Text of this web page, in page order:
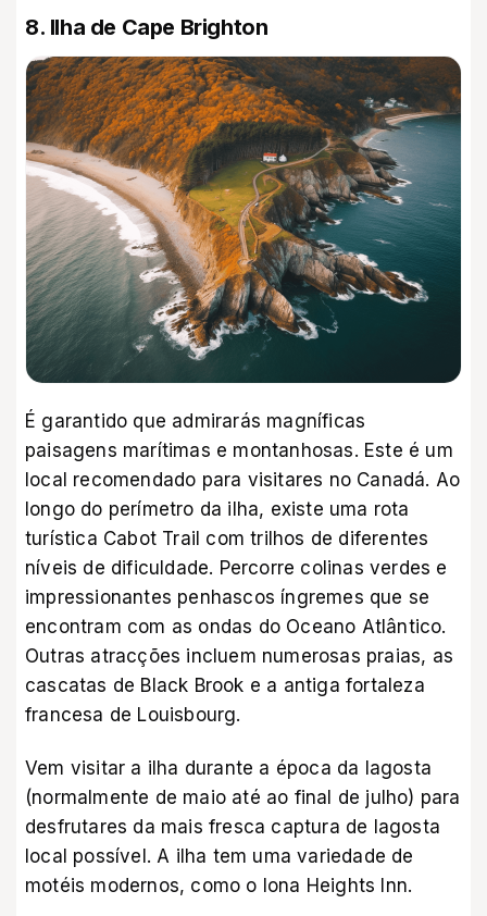
8. Ilha de Cape Brighton
É garantido que admirarás magníficas
paisagens marítimas e montanhosas. Este é um
local recomendado para visitares no Canadá. Ao
longo do perímetro da ilha, existe uma rota
turística Cabot Trail com trilhos de diferentes
níveis de dificuldade. Percorre colinas verdes e
impressionantes penhascos íngremes que se
encontram com as ondas do Oceano Atlântico.
Outras atracções incluem numerosas praias, as
cascatas de Black Brook e a antiga fortaleza
francesa de Louisbourg.
Vem visitar a ilha durante a época da lagosta
(normalmente de maio até ao final de julho) para
desfrutares da mais fresca captura de lagosta
local possível. A ilha tem uma variedade de
motéis modernos, como o Iona Heights Inn.